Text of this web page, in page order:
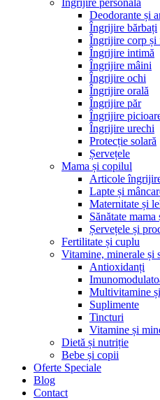
Îngrijire personală
Deodorante și
Îngrijire bărbați
Îngrijire corp și
Îngrijire intimă
Îngrijire mâini
Îngrijire ochi
Îngrijire orală
Îngrijire păr
Îngrijire
Îngrijire urechi
Protecție solară
Șervețele
Mama și copilul
Articole
Lapte și
Maternitate și
Sănătate mama
Șervețele și
Fertilitate și cuplu
Vitamine, minerale și
Antioxidanți
Multivitamine
Suplimente
Tincturi
Vitamine și
Dietă și nutriție
Bebe și copii
Oferte Speciale
Blog
Contact